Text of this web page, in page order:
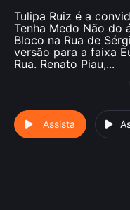
Tulipa Ruiz é a
Tenha Medo Não do
Bloco na Rua de
versão para a faixa
Rua. Renato Piau,...
Assista